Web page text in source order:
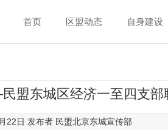
首页 区盟动态 自身建设
盟东城区经济一至四支部
22日 发布者 民盟北京东城宣传部